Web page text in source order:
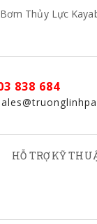
Bơm Thủy Lực
838 684
HỖ TRỢ KỸ